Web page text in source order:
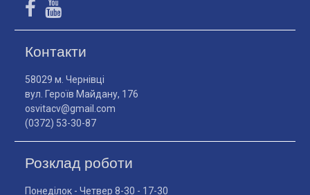
Контакти
58029 м. Чернівці
вул. Героїв Майдану, 176
osvitacv@gmail.com
(0372) 53-30-87
Розклад роботи
Понеділок - Четвер 8-30 - 17-30